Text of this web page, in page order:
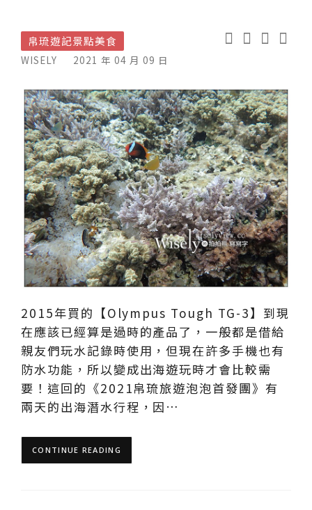
帛琉遊記景點美食
WISELY 2021 年 04 月 09 日
2015年買的【Olympus Tough TG-3】到現
在應該已經算是過時的產品了，一般都是借給
親友們玩水記錄時使用，但現在許多手機也有
防水功能，所以變成出海遊玩時才會比較需
要！這回的《2021帛琉旅遊泡泡首發團》有
兩天的出海潛水行程，因…
CONTINUE READING